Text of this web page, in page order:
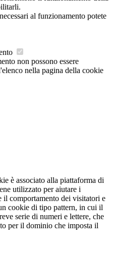
al funzionamento potete
non possono essere
nella pagina della cookie
è associato alla piattaforma di
utilizzato per aiutare i
comportamento dei visitatori e
cookie di tipo pattern, in cui il
serie di numeri e lettere, che
per il dominio che imposta il